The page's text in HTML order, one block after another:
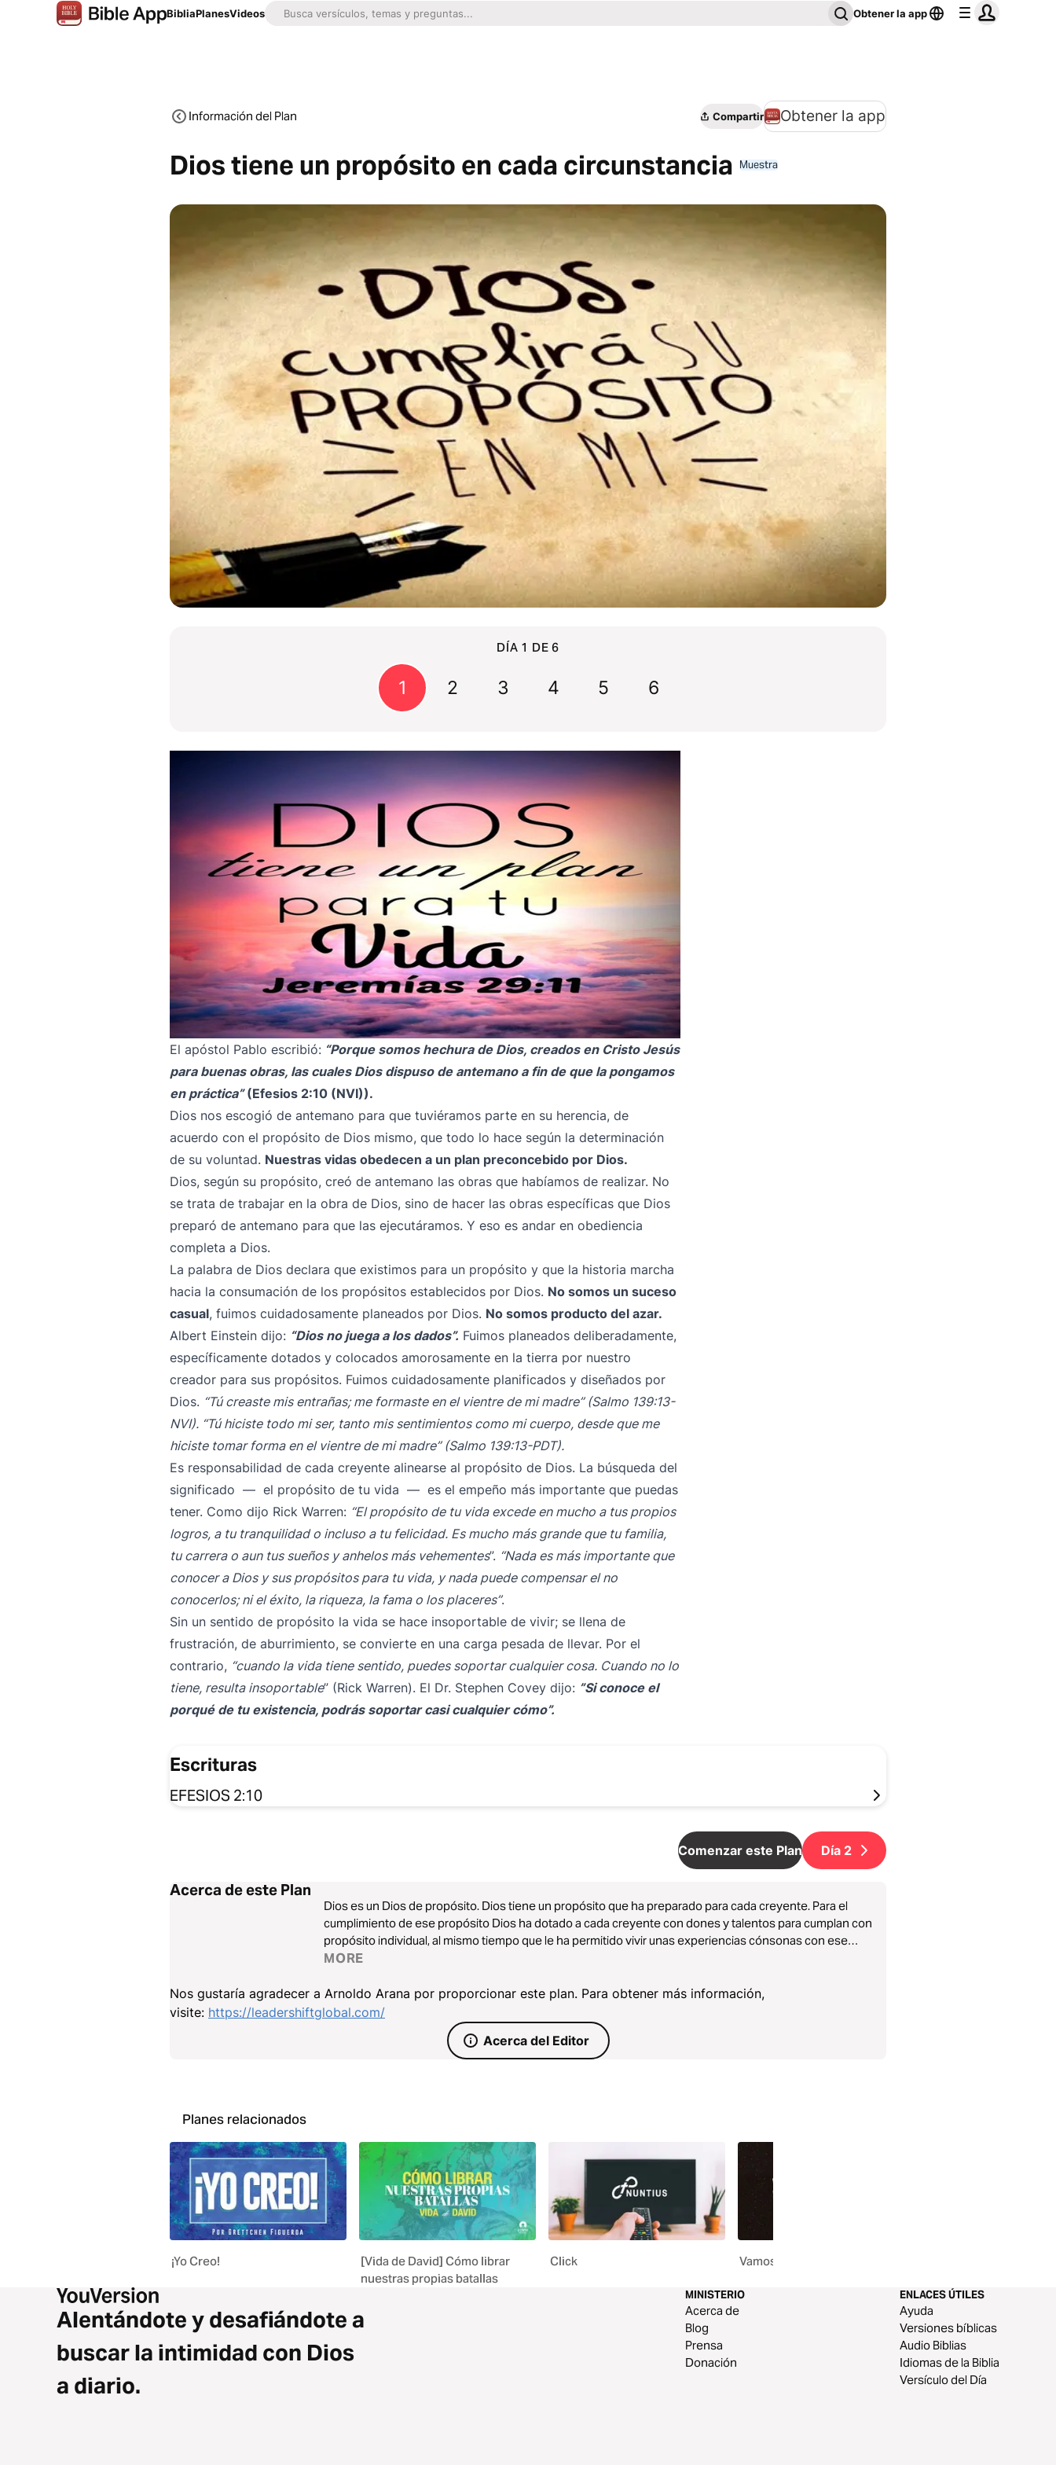
BibliaPlanesVideos Obtener la app
Información del Plan Compartir Obtener la app
Dios tiene un propósito en cada circunstancia Muestra
DÍA 1 DE 6
1 2 3 4 5 6
El apóstol Pablo escribió: “Porque somos hechura de Dios, creados en Cristo Jesús
para buenas obras, las cuales Dios dispuso de antemano a fin de que la pongamos
en práctica”(Efesios 2:10 (NVI)).
Dios nos escogió de antemano para que tuviéramos parte en su herencia, de
acuerdo con el propósito de Dios mismo, que todo lo hace según la determinación
de su voluntad. Nuestras vidas obedecen a un plan preconcebido por Dios.
Dios, según su propósito, creó de antemano las obras que habíamos de realizar. No
se trata de trabajar en la obra de Dios, sino de hacer las obras específicas que Dios
preparó de antemano para que las ejecutáramos. Y eso es andar en obediencia
completa a Dios.
La palabra de Dios declara que existimos para un propósito y que la historia marcha
hacia la consumación de los propósitos establecidos por Dios. No somos un suceso
casual, fuimos cuidadosamente planeados por Dios. No somos producto del azar.
Albert Einstein dijo: “Dios no juega a los dados”. Fuimos planeados deliberadamente,
específicamente dotados y colocados amorosamente en la tierra por nuestro
creador para sus propósitos. Fuimos cuidadosamente planificados y diseñados por
Dios. “Tú creaste mis entrañas; me formaste en el vientre de mi madre” (Salmo 139:13-
NVI). “Tú hiciste todo mi ser, tanto mis sentimientos como mi cuerpo, desde que me
hiciste tomar forma en el vientre de mi madre” (Salmo 139:13-PDT).
Es responsabilidad de cada creyente alinearse al propósito de Dios. La búsqueda del
significado — el propósito de tu vida — es el empeño más importante que puedas
tener. Como dijo Rick Warren: “El propósito de tu vida excede en mucho a tus propios
logros, a tu tranquilidad o incluso a tu felicidad. Es mucho más grande que tu familia,
tu carrera o aun tus sueños y anhelos más vehementes”. “Nada es más importante que
conocer a Dios y sus propósitos para tu vida, y nada puede compensar el no
conocerlos; ni el éxito, la riqueza, la fama o los placeres”.
Sin un sentido de propósito la vida se hace insoportable de vivir; se llena de
frustración, de aburrimiento, se convierte en una carga pesada de llevar. Por el
contrario, “cuando la vida tiene sentido, puedes soportar cualquier cosa. Cuando no lo
tiene, resulta insoportable” (Rick Warren). El Dr. Stephen Covey dijo: ”Si conoce el
porqué de tu existencia, podrás soportar casi cualquier cómo”.
Escrituras
EFESIOS 2:10
Comenzar este Plan Día 2
Acerca de este Plan
Dios es un Dios de propósito. Dios tiene un propósito que ha preparado para cada creyente. Para el
cumplimiento de ese propósito Dios ha dotado a cada creyente con dones y talentos para cumplan con
propósito individual, al mismo tiempo que le ha permitido vivir unas experiencias cónsonas con ese
propósito. Dios tiene un propósito que trasciende la vida de cada persona y que abarca toda la historia del
MORE
Nos gustaría agradecer a Arnoldo Arana por proporcionar este plan. Para obtener más información,
visite: https://leadershiftglobal.com/
Acerca del Editor
Planes relacionados
¡Yo Creo!
[Vida de David] Cómo librar
nuestras propias batallas
Click Vamos, Resplandece
Alentándote y desafiándote a
buscar la intimidad con Dios
a diario.
MINISTERIO
Acerca de
Blog
Prensa
Donación
ENLACES ÚTILES
Ayuda
Versiones bíblicas
Audio Biblias
Idiomas de la Biblia
Versículo del Día